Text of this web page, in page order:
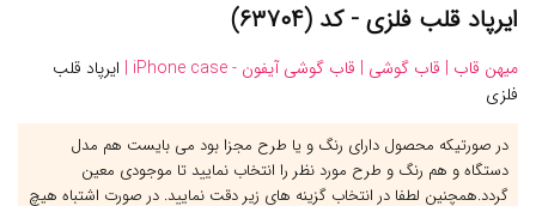
ایرپاد قلب فلزی - کد (۶۳۷۰۴)
میهن قاب | قاب گوشی | قاب گوشی آیفون - iPhone case |
ایرپاد قلب
فلزی
در صورتیکه محصول دارای رنگ و یا طرح مجزا بود می بایست هم مدل
دستگاه و هم رنگ و طرح مورد نظر را انتخاب نمایید تا موجودی معین
گردد.همچنین لطفا در انتخاب گزینه های زیر دقت نمایید. در صورت اشتباه هیچ